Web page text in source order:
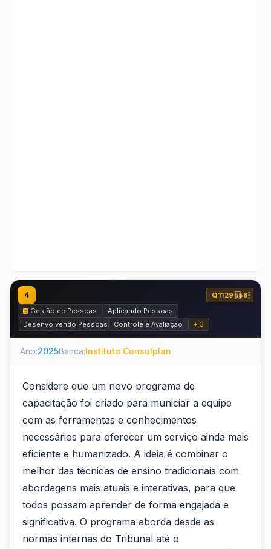
4
Q1129558
Gestão de Pessoas
Aplicando Pessoas
Desenvolvendo Pessoas
Controle e Avaliação + 3
Ano:2025Banca:Instituto Consulplan
Considere que um novo programa de
capacitação foi criado para municiar a equipe
com as ferramentas e conhecimentos
necessários para oferecer um serviço ainda mais
eficiente e humanizado. A ideia é combinar o
melhor das técnicas de ensino tradicionais com
abordagens mais atuais e interativas, para que
todos possam aprender de forma engajada e
significativa. O programa aborda desde as
normas internas do Tribunal até o